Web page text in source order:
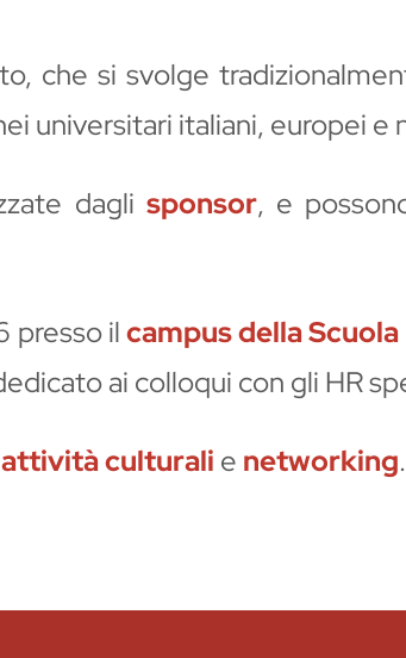
che si svolge
universitari italiani, europei e
dagli sponsor, e
presso ilcampus della Scuola
ai colloqui con gli HR
attività culturali e networking.